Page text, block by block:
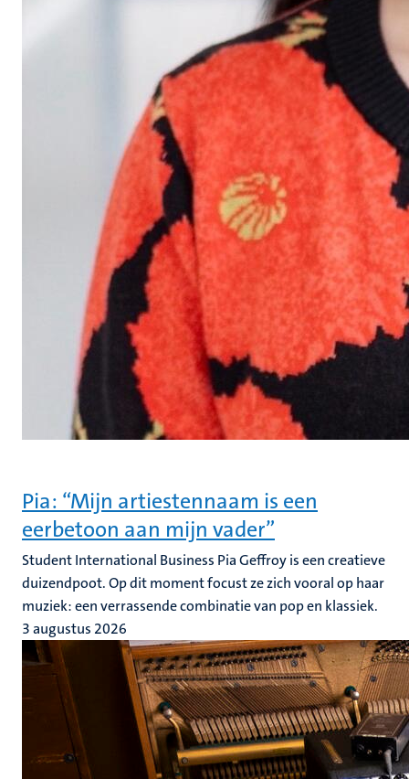
Pia: “Mijn artiestennaam is een
eerbetoon aan mijn vader”
Student International Business Pia Geffroy is een creatieve
duizendpoot. Op dit moment focust ze zich vooral op haar
muziek: een verrassende combinatie van pop en klassiek.
3 augustus 2026